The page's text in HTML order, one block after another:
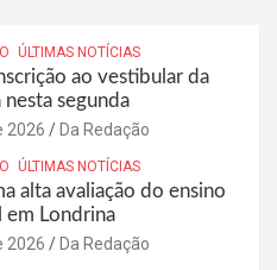
ÚLTIMAS NOTÍCIAS
ao vestibular da
segunda
2026 Da Redação
ÚLTIMAS NOTÍCIAS
alta avaliação do ensino
em Londrina
2026 Da Redação